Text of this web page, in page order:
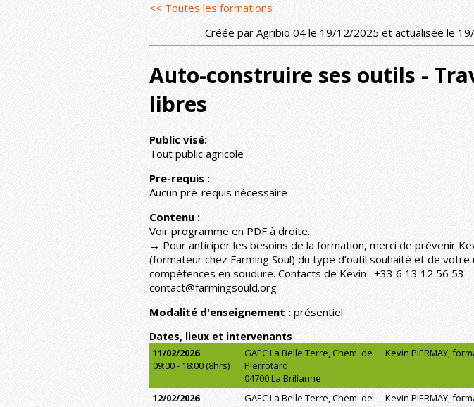
<< Toutes les formations
Créée par Agribio 04 le 19/12/2025 et actualisée le
Auto-construire ses outils -
libres
Public visé:
Tout public agricole
Pre-requis :
Aucun pré-requis nécessaire
Contenu :
Voir programme en PDF à droite.
→ Pour anticiper les besoins de la formation, merci de prévenir
(formateur chez Farming Soul) du type d’outil souhaité et de votre
compétences en soudure. Contacts de Kevin : +33 6 13 12 56 53 -
contact@farmingsould.org
Modalité d'enseignement : présentiel
Dates, lieux et intervenants
11/02/2026
09:00 - 18:00 (8hrs)
GAEC La Belle Terre, Chem. de
Pierrotard
04700 La Brillanne
Kevin PIERMAY,
12/02/2026
GAEC La Belle Terre, Chem. de
Kevin PIERMAY,